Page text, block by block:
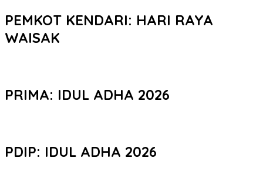
PEMKOT KENDARI: HARI RAYA
WAISAK
PRIMA: IDUL ADHA 2026
PDIP: IDUL ADHA 2026